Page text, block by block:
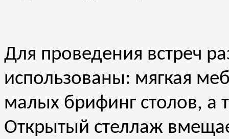
Для проведения встреч
использованы: мягкая
малых брифинг столов, а
Открытый стеллаж